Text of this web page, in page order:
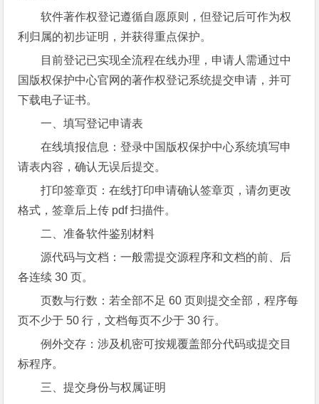
软件著作权登记遵循自愿原则，但登记后可作为权
利归属的初步证明，并获得重点保护。
目前登记已实现全流程在线办理，申请人需通过中
国版权保护中心官网的著作权登记系统提交申请，并可
下载电子证书。
一、填写登记申请表
在线填报信息：登录中国版权保护中心系统填写申
请表内容，确认无误后提交。
打印签章页：在线打印申请确认签章页，请勿更改
格式，签章后上传 pdf 扫描件。
二、准备软件鉴别材料
源代码与文档：一般需提交源程序和文档的前、后
各连续 30 页。
页数与行数：若全部不足 60 页则提交全部，程序每
页不少于 50 行，文档每页不少于 30 行。
例外交存：涉及机密可按规覆盖部分代码或提交目
标程序。
三、提交身份与权属证明